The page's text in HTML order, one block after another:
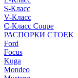
S-Класс
V-Класс
C-Класс Coupe
РАСПОРКИ СТОЕК
Ford
Focus
Kuga
Mondeo